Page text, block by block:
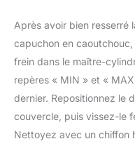
Après avoir bien resserré
capuchon en
frein dans le maître-
repères « MIN » et «
dernier. Repositionnez le
couvercle, puis vissez-le
Nettoyez avec un chiffon